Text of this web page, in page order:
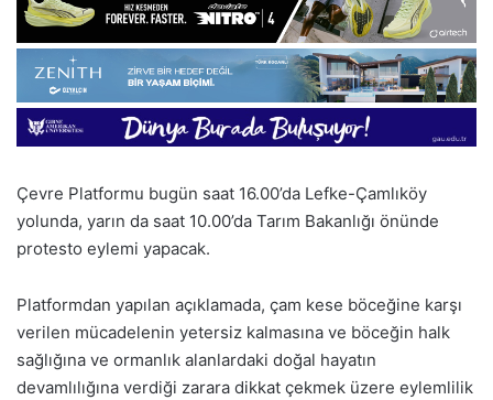
Çevre Platformu bugün saat 16.00’da Lefke-Çamlıköy
yolunda, yarın da saat 10.00’da Tarım Bakanlığı önünde
protesto eylemi yapacak.
Platformdan yapılan açıklamada, çam kese böceğine karşı
verilen mücadelenin yetersiz kalmasına ve böceğin halk
sağlığına ve ormanlık alanlardaki doğal hayatın
devamlılığına verdiği zarara dikkat çekmek üzere eylemlilik